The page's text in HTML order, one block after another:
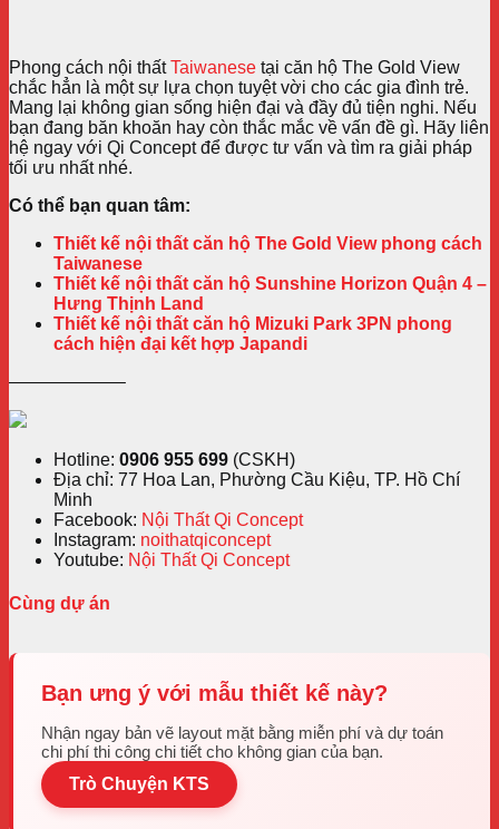
Phong cách nội thấtTaiwanese tại căn hộ The Gold View
chắc hẳn là một sự lựa chọn tuyệt vời cho các gia đình trẻ.
Mang lại không gian sống hiện đại và đầy đủ tiện nghi. Nếu
bạn đang băn khoăn hay còn thắc mắc về vấn đề gì. Hãy liên
hệ ngay với Qi Concept để được tư vấn và tìm ra giải pháp
tối ưu nhất nhé.
Có thể bạn quan tâm:
Thiết kế nội thất căn hộ The Gold View phong cách
Taiwanese
Thiết kế nội thất căn hộ Sunshine Horizon Quận 4 –
Hưng Thịnh Land
Thiết kế nội thất căn hộ Mizuki Park 3PN phong
cách hiện đại kết hợp Japandi
——————–
Hotline: 0906 955 699 (CSKH)
Địa chỉ: 77 Hoa Lan, Phường Cầu Kiệu, TP. Hồ Chí
Minh
Facebook: Nội Thất Qi Concept
Instagram: noithatqiconcept
Youtube: Nội Thất Qi Concept
Cùng dự án
Bạn ưng ý với mẫu thiết kế này?
Nhận ngay bản vẽ layout mặt bằng miễn phí và dự toán
chi phí thi công chi tiết cho không gian của bạn.
Trò Chuyện KTS